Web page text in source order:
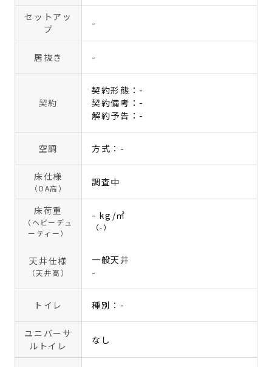
セットアッ
プ
-
居抜き -
契約
契約形態：-
契約備考：-
解約予告：-
空調 方式：-
床仕様
（OA高）
調査中
床荷重
（ヘビーデュ
ーティー）
- kg/㎡
（-）
天井仕様
（天井高）
一般天井
-
トイレ 種別：-
ユニバーサ
ルトイレ
なし